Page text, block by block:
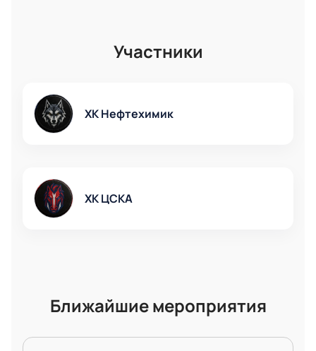
Участники
ХК Нефтехимик
ХК ЦСКА
Ближайшие мероприятия